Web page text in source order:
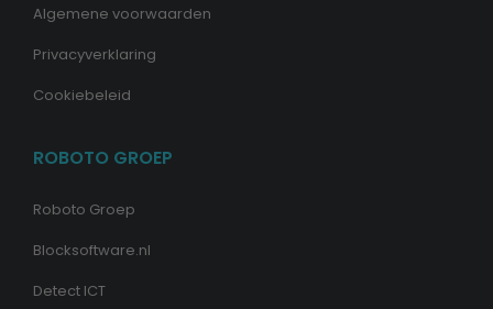
Algemene voorwaarden
Privacyverklaring
Cookiebeleid
ROBOTO GROEP
Roboto Groep
Blocksoftware.nl
Detect ICT